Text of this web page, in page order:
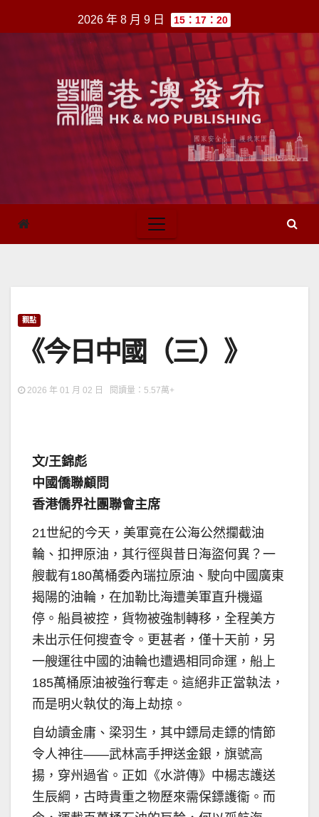
至
2026 年 8 月 9 日 15：17：20
觀點
《今日中國（三）》
2026 年 01 月 02 日 閱讀量：5.57萬+
文/王錦彪
中國僑聯顧問
香港僑界社團聯會主席
21世紀的今天，美軍竟在公海公然攔截油
輪、扣押原油，其行徑與昔日海盜何異？一
艘載有180萬桶委內瑞拉原油、駛向中國廣東
揭陽的油輪，在加勒比海遭美軍直升機逼
停。船員被控，貨物被強制轉移，全程美方
未出示任何搜查令。更甚者，僅十天前，另
一艘運往中國的油輪也遭遇相同命運，船上
185萬桶原油被強行奪走。這絕非正當執法，
而是明火執仗的海上劫掠。
自幼讀金庸、梁羽生，其中鏢局走鏢的情節
令人神往——武林高手押送金銀，旗號高
揚，穿州過省。正如《水滸傳》中楊志護送
生辰綱，古時貴重之物歷來需保鏢護衞。而